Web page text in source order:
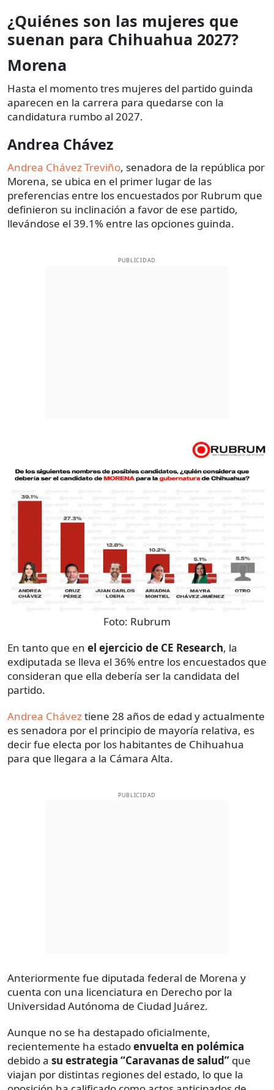
¿Quiénes son las mujeres que
suenan para Chihuahua 2027?
Morena
Hasta el momento tres mujeres del partido guinda
aparecen en la carrera para quedarse con la
candidatura rumbo al 2027.
Andrea Chávez
Andrea Chávez Treviño, senadora de la república por
Morena, se ubica en el primer lugar de las
preferencias entre los encuestados por Rubrum que
definieron su inclinación a favor de ese partido,
llevándose el 39.1% entre las opciones guinda.
PUBLICIDAD
Foto: Rubrum
En tanto que en el ejercicio de CE Research, la
exdiputada se lleva el 36% entre los encuestados que
consideran que ella debería ser la candidata del
partido.
Andrea Cháveztiene 28 años de edad y actualmente
es senadora por el principio de mayoría relativa, es
decir fue electa por los habitantes de Chihuahua
para que llegara a la Cámara Alta.
PUBLICIDAD
Anteriormente fue diputada federal de Morena y
cuenta con una licenciatura en Derecho por la
Universidad Autónoma de Ciudad Juárez.
Aunque no se ha destapado oficialmente,
recientemente ha estadoenvuelta en polémica
debido a su estrategia “Caravanas de salud” que
viajan por distintas regiones del estado, lo que la